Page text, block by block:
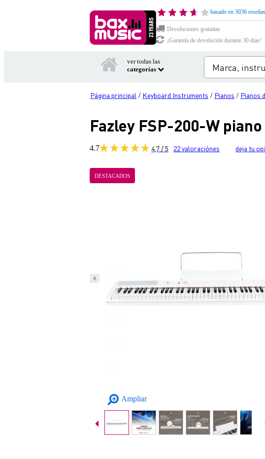
basado en 3036 reseñas
Devoluciones gratuitas
¡Garantía de devolución durante 30 días!
ver todas las
categorías
Página principal / Keyboard Instruments / Pianos / Pianos
Fazley FSP-200-W
4.7 4,7 / 5 22valoraciónes deja tu
DESTACADOS
Ampliar